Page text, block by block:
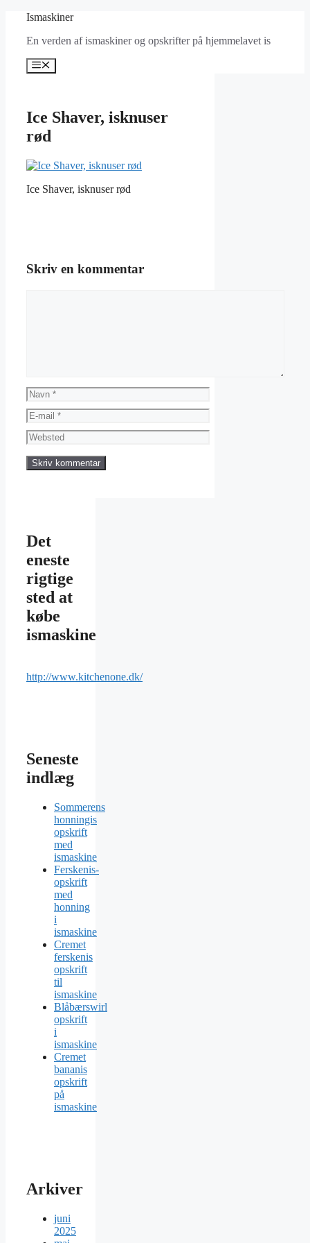
indhold
Ismaskiner
En verden af ismaskiner og opskrifter på hjemmelavet is
Menu
Ice Shaver, isknuser
rød
Ice Shaver, isknuser rød
Skriv en kommentar
Navn
E-
mail
Websted
Det
eneste
rigtige
sted at
købe
ismaskine
http://www.kitchenone.dk/
Seneste
indlæg
Sommerens
honningis
opskrift
med
ismaskine
Ferskenis-
opskrift
med
honning
i
ismaskine
Cremet
ferskenis
opskrift
til
ismaskine
Blåbærswirl
opskrift
i
ismaskine
Cremet
bananis
opskrift
på
ismaskine
Arkiver
juni
2025